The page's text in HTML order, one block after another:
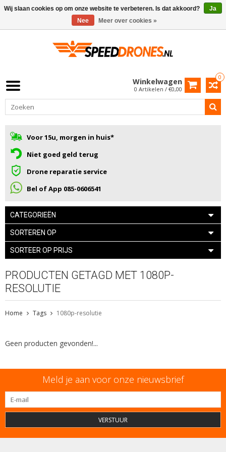
0
Winkelwagen
0 Artikelen / €0,00
Voor 15u, morgen in huis*
Niet goed geld terug
Drone reparatie service
Bel of App 085-0606541
CATEGORIEËN
SORTEREN OP
SORTEER OP PRIJS
PRODUCTEN GETAGD MET 1080P-
RESOLUTIE
Home Tags 1080p-resolutie
Geen producten gevonden!...
Meld je aan voor onze nieuwsbrief
VERSTUUR
Wij slaan cookies op om onze website te verbeteren. Is dat akkoord?
Ja
Nee
Meer over cookies »